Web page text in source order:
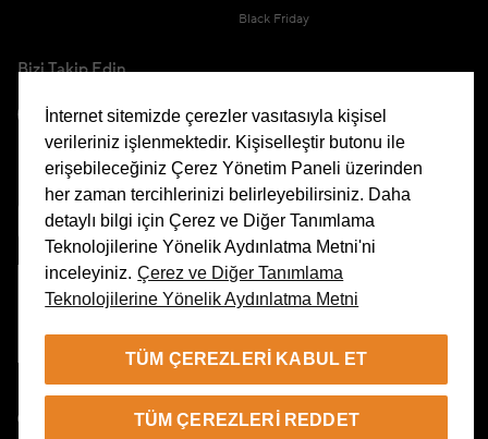
Black Friday
Bizi Takip Edin
Uygulamamızı İndirin
İnternet sitemizde çerezler vasıtasıyla kişisel
verileriniz işlenmektedir. Kişiselleştir butonu ile
erişebileceğiniz Çerez Yönetim Paneli üzerinden
her zaman tercihlerinizi belirleyebilirsiniz. Daha
detaylı bilgi için Çerez ve Diğer Tanımlama
Teknolojilerine Yönelik Aydınlatma Metni'ni
inceleyiniz. Çerez ve Diğer Tanımlama
Teknolojilerine Yönelik Aydınlatma Metni
TÜM ÇEREZLERI KABUL ET
TÜM ÇEREZLERI REDDET